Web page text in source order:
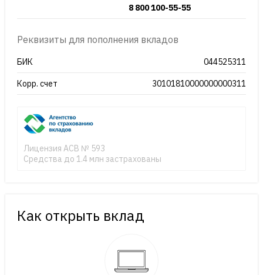
8 800 100-55-55
Реквизиты для пополнения вкладов
БИК 044525311
Корр. счет 30101810000000000311
Лицензия АСВ № 593
Средства до 1.4 млн застрахованы
Как открыть вклад